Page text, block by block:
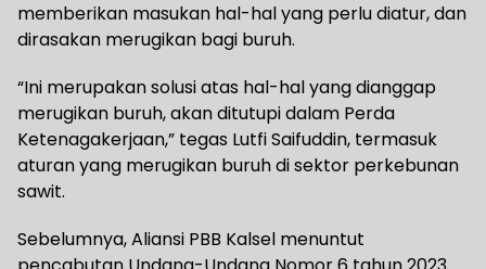
memberikan masukan hal-hal yang perlu diatur, dan
dirasakan merugikan bagi buruh.
“Ini merupakan solusi atas hal-hal yang dianggap
merugikan buruh, akan ditutupi dalam Perda
Ketenagakerjaan,” tegas Lutfi Saifuddin, termasuk
aturan yang merugikan buruh di sektor perkebunan
sawit.
Sebelumnya, Aliansi PBB Kalsel menuntut